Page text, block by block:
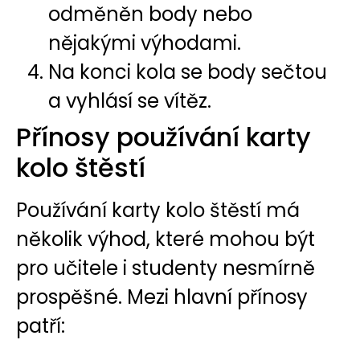
odměněn body nebo
nějakými výhodami.
Na konci kola se body sečtou
a vyhlásí se vítěz.
Přínosy používání karty
kolo štěstí
Používání karty kolo štěstí má
několik výhod, které mohou být
pro učitele i studenty nesmírně
prospěšné. Mezi hlavní přínosy
patří: